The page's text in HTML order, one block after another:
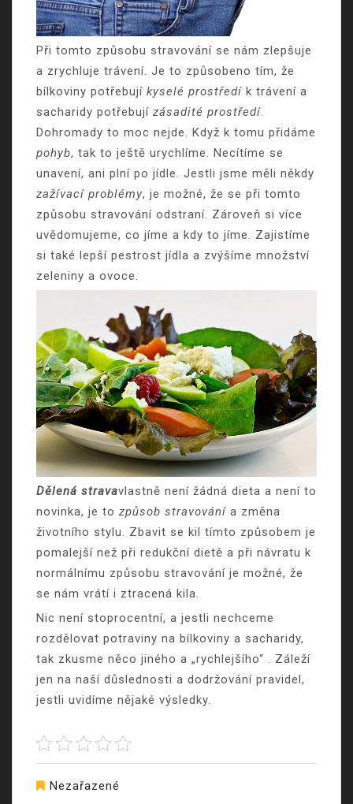
Při tomto způsobu stravování se nám zlepšuje
a zrychluje trávení. Je to způsobeno tím, že
bílkoviny potřebují kyselé prostředí k trávení a
sacharidy potřebují zásadité prostředí.
Dohromady to moc nejde. Když k tomu přidáme
pohyb, tak to ještě urychlíme. Necítíme se
unavení, ani plní po jídle. Jestli jsme měli někdy
zažívací problémy, je možné, že se při tomto
způsobu stravování odstraní. Zároveň si více
uvědomujeme, co jíme a kdy to jíme. Zajistíme
si také lepší pestrost jídla a zvýšíme množství
zeleniny a ovoce.
Dělená stravavlastně není žádná dieta a není to
novinka, je to způsob stravování a změna
životního stylu. Zbavit se kil tímto způsobem je
pomalejší než při redukční dietě a při návratu k
normálnímu způsobu stravování je možné, že
se nám vrátí i ztracená kila.
Nic není stoprocentní, a jestli nechceme
rozdělovat potraviny na bílkoviny a sacharidy,
tak zkusme něco jiného a „rychlejšího“ . Záleží
jen na naší důslednosti a dodržování pravidel,
jestli uvidíme nějaké výsledky.
Nezařazené